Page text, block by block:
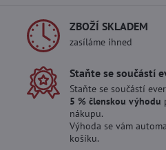
ZBOŽÍ SKLADEM
zasíláme ihned
Staňte se součástí
Staňte se součástí
5 % členskou výhodu
nákupu.
Výhoda se vám
košíku.